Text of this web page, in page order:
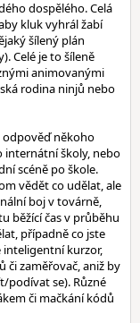
dospělého. Celá
kluk vyhrál žabí
šílený plán
Celé je to šíleně
animovanými
rodina ninjů nebo
odpověď někoho
internátní školy, nebo
scéně po škole.
vědět co udělat, ale
boj v továrně,
běžící čas v průběhu
případně co jste
kurzor,
či zaměřovač, aniž by
podívat se). Různé
či mačkání kódů